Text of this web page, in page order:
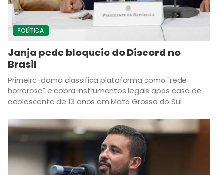
POLÍTICA
Janja pede bloqueio do Discord no
Brasil
Primeira-dama classifica plataforma como "rede
horrorosa" e cobra instrumentos legais após caso de
adolescente de 13 anos em Mato Grosso do Sul